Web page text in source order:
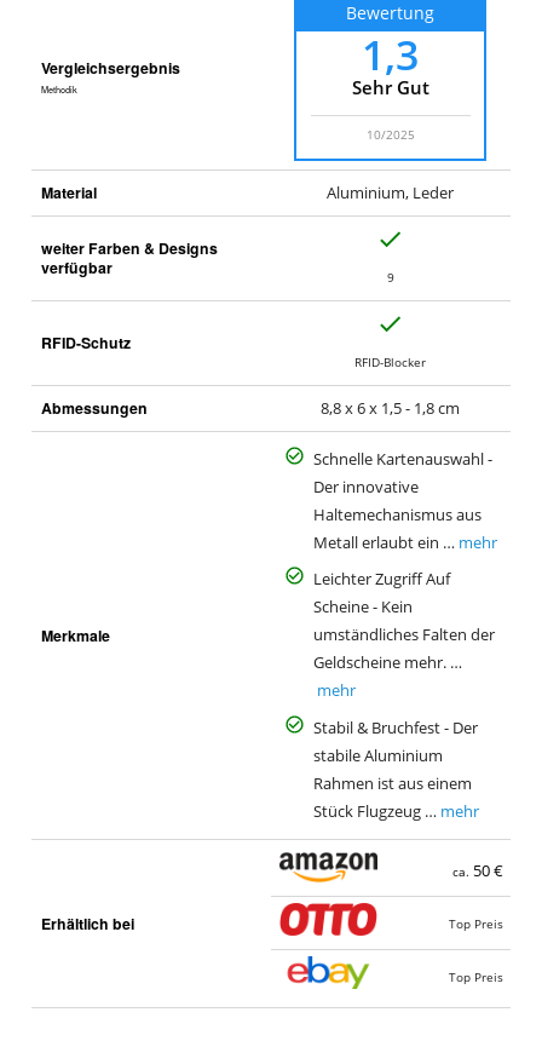
Vergleichsergebnis
Methodik
Bewertung
1,3
Sehr Gut
10/2025
Material Aluminium, Leder
weiter Farben & Designs
verfügbar
9
RFID-Schutz
RFID-Blocker
Abmessungen 8,8 x 6 x 1,5 - 1,8 cm
Merkmale
Schnelle Kartenauswahl -
Der innovative
Haltemechanismus aus
Metall erlaubt ein … mehr
Leichter Zugriff Auf
Scheine - Kein
umständliches Falten der
Geldscheine mehr. …
mehr
Stabil & Bruchfest - Der
stabile Aluminium
Rahmen ist aus einem
Stück Flugzeug … mehr
Erhältlich bei
ca. 50 €
Top Preis
Top Preis